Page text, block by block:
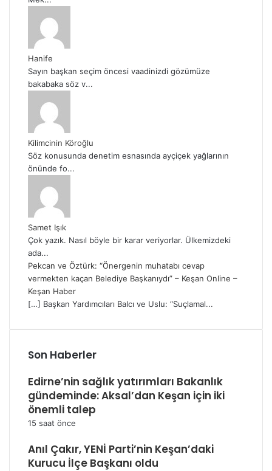
Hanife
Sayın başkan seçim öncesi vaadinizdi gözümüze
bakabaka söz v...
Kilimcinin Köroğlu
Söz konusunda denetim esnasında ayçiçek yağlarının
önünde fo...
Samet Işık
Çok yazık. Nasıl böyle bir karar veriyorlar. Ülkemizdeki
ada...
Pekcan ve Öztürk: “Önergenin muhatabı cevap
vermekten kaçan Belediye Başkanıydı” – Keşan Online –
Keşan Haber
[…] Başkan Yardımcıları Balcı ve Uslu: “Suçlamal...
Son Haberler
Edirne’nin sağlık yatırımları Bakanlık
gündeminde: Aksal’dan Keşan için iki
önemli talep
15 saat önce
Anıl Çakır, YENİ Parti’nin Keşan’daki
Kurucu İlçe Başkanı oldu